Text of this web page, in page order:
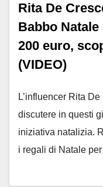
Rita De
Babbo
200 euro,
(VIDEO)
L’influencer Rita
discutere in questi
iniziativa natalizia.
i regali di Natale